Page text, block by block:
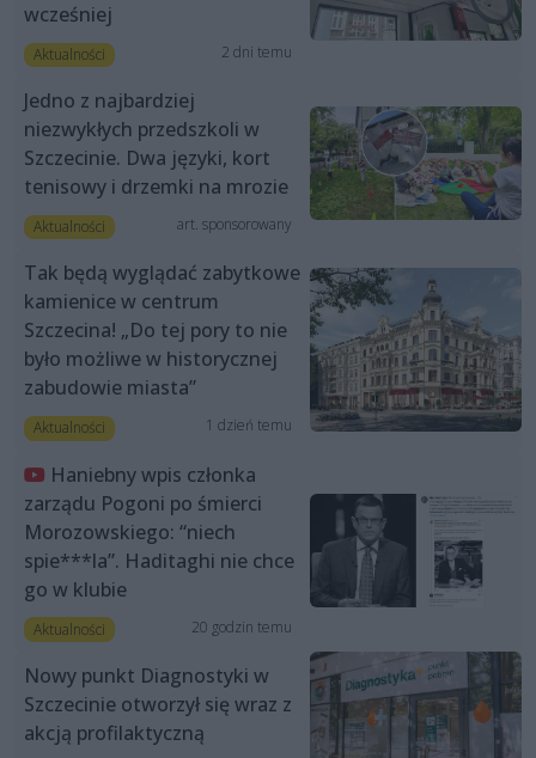
wcześniej
Aktualności 2 dni temu
Jedno z najbardziej
niezwykłych przedszkoli w
Szczecinie. Dwa języki, kort
tenisowy i drzemki na mrozie
Aktualności art. sponsorowany
Tak będą wyglądać zabytkowe
kamienice w centrum
Szczecina! „Do tej pory to nie
było możliwe w historycznej
zabudowie miasta”
Aktualności 1 dzień temu
Haniebny wpis członka
zarządu Pogoni po śmierci
Morozowskiego: “niech
spie***la”. Haditaghi nie chce
go w klubie
Aktualności 20 godzin temu
Nowy punkt Diagnostyki w
Szczecinie otworzył się wraz z
akcją profilaktyczną